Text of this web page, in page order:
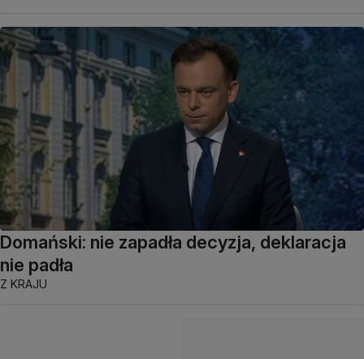
Domański: nie zapadła decyzja, deklaracja
nie padła
Z KRAJU